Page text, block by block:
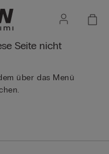
Seite nicht
über das Menü